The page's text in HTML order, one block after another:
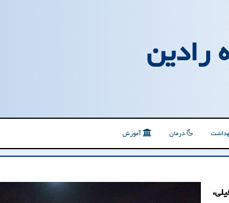
رادین
درمان آموزش